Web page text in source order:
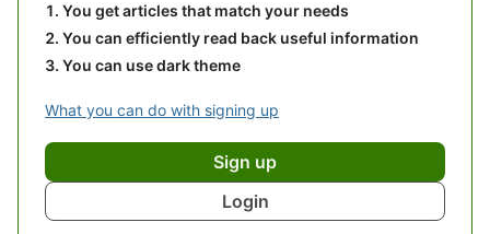
You get articles that match your needs
You can efficiently read back useful information
You can use dark theme
What you can do with signing up
Sign up
Login